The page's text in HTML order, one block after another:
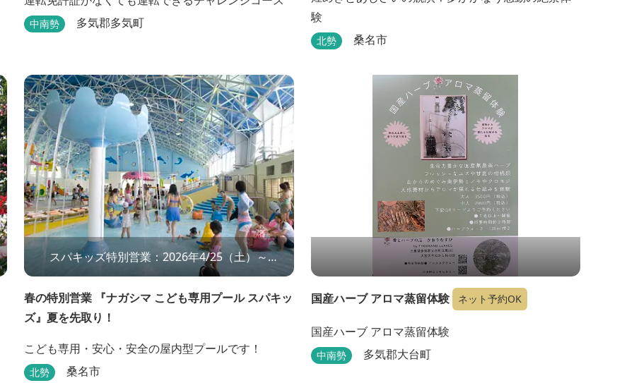
中南勢 多気郡多気町
験
北勢 桑名市
スパキッズ特別営業：2026年4/25（土）～
7/6（月） ※夏の営業とは異なる 「スパキッズ」エ
とその保護者様を対象としています。
春の特別営業 『ナガシマ こども専用プール スパキッ
ズ』夏を先取り！
こども専用・安心・安全の屋内型プールです！
北勢 桑名市
国産ハーブ アロマ蒸留体験 ネット予約OK
国産ハーブ アロマ蒸留体験
中南勢 多気郡大台町